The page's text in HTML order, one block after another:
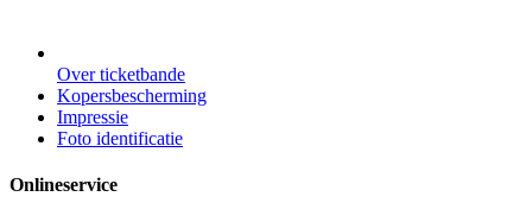
Over ticketbande
Kopersbescherming
Impressie
Foto identificatie
Onlineservice